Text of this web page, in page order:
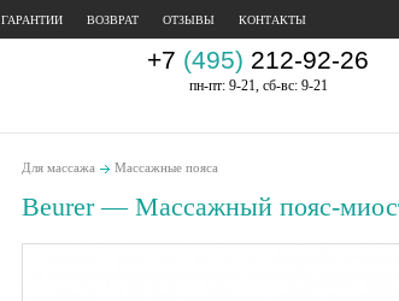
ГАРАНТИИ ВОЗВРАТ ОТЗЫВЫ КОНТАКТЫ
+7 (495) 212-92-26
пн-пт: 9-21, сб-вс: 9-21
Для массажа Массажные пояса
Beurer — Массажный пояс-